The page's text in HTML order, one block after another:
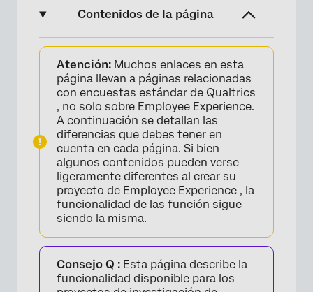
Contenidos de la página
Acerca de la exportación de datos de
respuesta
Formatos de exportación
Opciones de exportación
Atención: Muchos enlaces en esta
página llevan a páginas relacionadas
con encuestas estándar de Qualtrics
, no solo sobre Employee Experience.
A continuación se detallan las
diferencias que debes tener en
cuenta en cada página. Si bien
algunos contenidos pueden verse
ligeramente diferentes al crear su
proyecto de Employee Experience , la
funcionalidad de las función sigue
siendo la misma.
Consejo Q : Esta página describe la
funcionalidad disponible para los